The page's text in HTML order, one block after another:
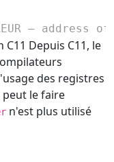
—
Depuis C11, le
des registres
le faire
n'est plus utilisé